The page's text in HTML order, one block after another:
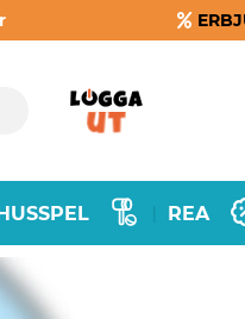
REA